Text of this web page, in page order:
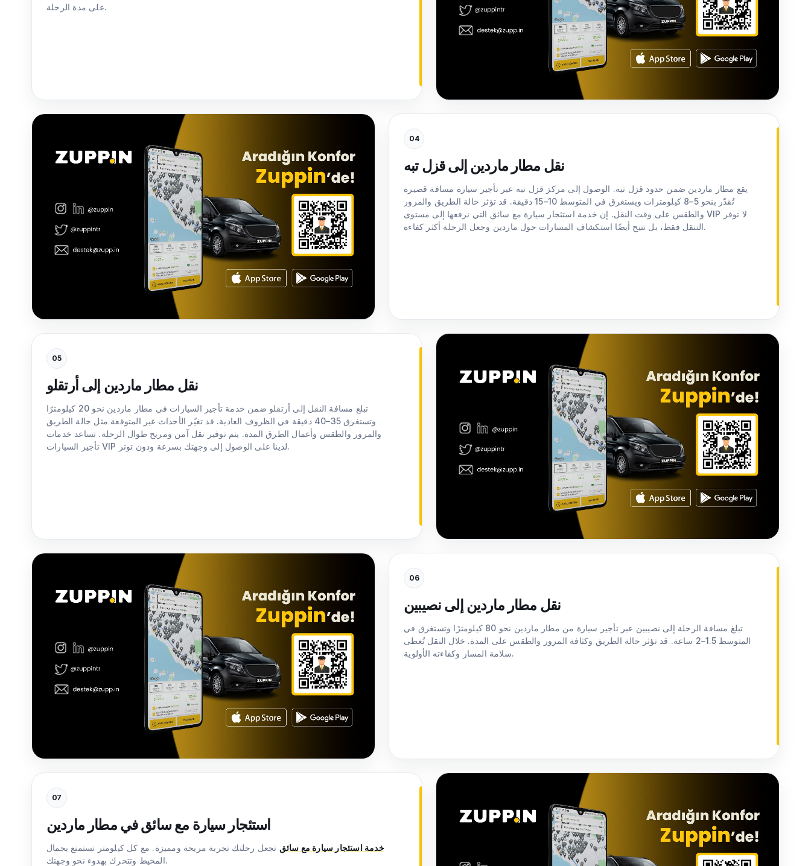
على مدة الرحلة.
04
نقل مطار ماردين إلى قزل تبه
يقع مطار ماردين ضمن حدود قزل تبه. الوصول إلى مركز قزل تبه عبر تأجير سيارة مسافة قصيرة
تُقدّر بنحو 5–8 كيلومترات ويستغرق في المتوسط 10–15 دقيقة. قد تؤثر حالة الطريق والمرور
والطقس على وقت النقل. إن خدمة استئجار سيارة مع سائق التي نرفعها إلى مستوى VIP لا توفر
التنقل فقط، بل تتيح أيضًا استكشاف المسارات حول ماردين وجعل الرحلة أكثر كفاءة.
05
نقل مطار ماردين إلى أرتقلو
تبلغ مسافة النقل إلى أرتقلو ضمن خدمة تأجير السيارات في مطار ماردين نحو 20 كيلومترًا
وتستغرق 35–40 دقيقة في الظروف العادية. قد تغيّر الأحداث غير المتوقعة مثل حالة الطريق
والمرور والطقس وأعمال الطرق المدة. يتم توفير نقل آمن ومريح طوال الرحلة. تساعد خدمات
تأجير السيارات VIP لدينا على الوصول إلى وجهتك بسرعة ودون توتر.
06
نقل مطار ماردين إلى نصيبين
تبلغ مسافة الرحلة إلى نصيبين عبر تأجير سيارة من مطار ماردين نحو 80 كيلومترًا وتستغرق في
المتوسط 1.5–2 ساعة. قد تؤثر حالة الطريق وكثافة المرور والطقس على المدة. خلال النقل تُعطى
سلامة المسار وكفاءته الأولوية.
07
استئجار سيارة مع سائق في مطار ماردين
خدمة استئجار سيارة مع سائق تجعل رحلتك تجربة مريحة ومميزة. مع كل كيلومتر تستمتع بجمال
المحيط وتتحرك بهدوء نحو وجهتك.